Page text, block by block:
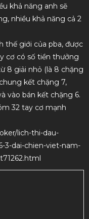
khả năng anh sẽ
nhiều khả năng cả 2
thế giới của pba, được
cơ có số tiền thưởng
8 giải nhỏ (là 8 chặng
kết chặng 7,
vào bán kết chặng 6.
32 tay cơ mạnh
lich-thi-dau-
3-dai-chien-viet-nam-